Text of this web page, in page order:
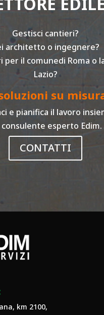
Gestisci cantieri?
architetto o ingegnere?
per il comunedi Roma o
Lazio?
su
e pianifica il lavoro
consulente esperto Edim.
CONTATTI
km 2100,